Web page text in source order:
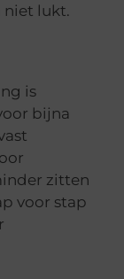
niet lukt.
is
bijna
zitten
voor stap